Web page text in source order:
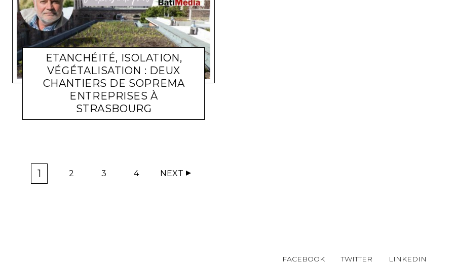
ETANCHÉITÉ, ISOLATION,
VÉGÉTALISATION : DEUX
CHANTIERS DE SOPREMA
ENTREPRISES À
STRASBOURG
PASCAL POGGI 28 SEPTEMBRE 2023
1 2 3 4 NEXT
FACEBOOK TWITTER LINKEDIN